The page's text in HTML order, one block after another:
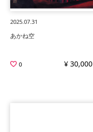
2025.07.31
あかね空
0
¥ 30,000